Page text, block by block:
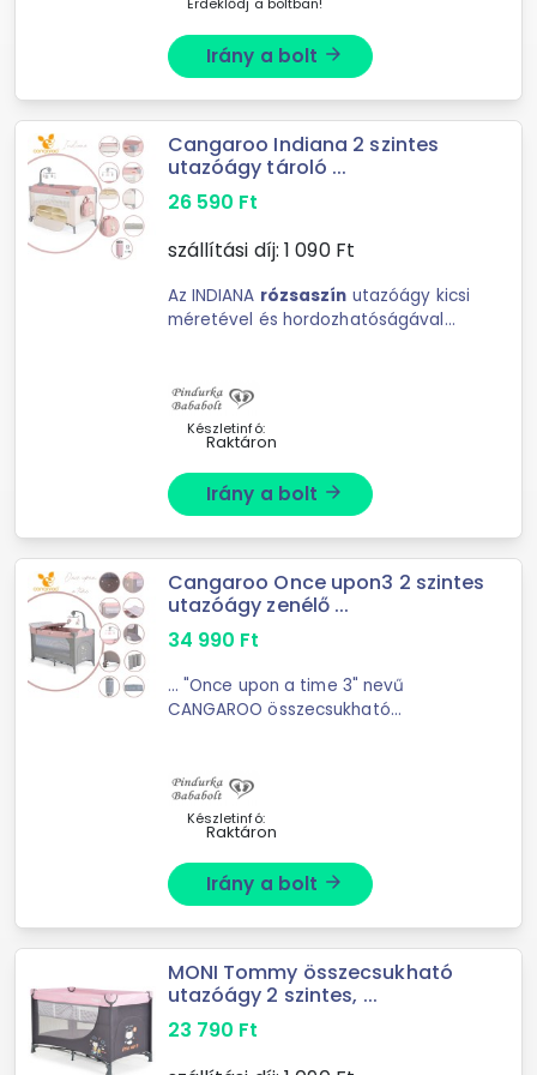
Irány a bolt arrow_forward
Cangaroo Indiana 2 szintes
utazóágy tároló ...
26 590 Ft
szállítási díj: 1 090Ft
Az INDIANA rózsaszín utazóágy kicsi
méretével és hordozhatóságával
Készletinfó:
Raktáron
Irány a bolt arrow_forward
Cangaroo Once upon3 2 szintes
utazóágy zenélő ...
34 990 Ft
... "Once upon a time 3" nevű
CANGAROO összecsukható
minden kis hercegnőnek. Két szintje
kényelmet ...
Készletinfó:
Raktáron
Irány a bolt arrow_forward
MONI Tommy összecsukható
utazóágy 2 szintes, ...
23 790 Ft